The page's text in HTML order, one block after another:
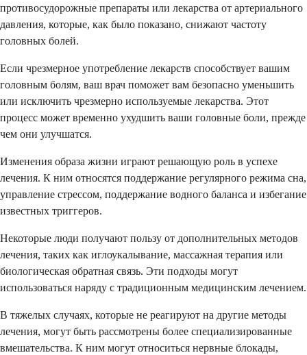
противосудорожные препараты или лекарства от артериального
давления, которые, как было показано, снижают частоту
головных болей.
Если чрезмерное употребление лекарств способствует вашим
головным болям, ваш врач поможет вам безопасно уменьшить
или исключить чрезмерно используемые лекарства. Этот
процесс может временно ухудшить ваши головные боли, прежде
чем они улучшатся.
Изменения образа жизни играют решающую роль в успехе
лечения. К ним относятся поддержание регулярного режима сна,
управление стрессом, поддержание водного баланса и избегание
известных триггеров.
Некоторые люди получают пользу от дополнительных методов
лечения, таких как иглоукалывание, массажная терапия или
биологическая обратная связь. Эти подходы могут
использоваться наряду с традиционным медицинским лечением.
В тяжелых случаях, которые не реагируют на другие методы
лечения, могут быть рассмотрены более специализированные
вмешательства. К ним могут относиться нервные блокады,